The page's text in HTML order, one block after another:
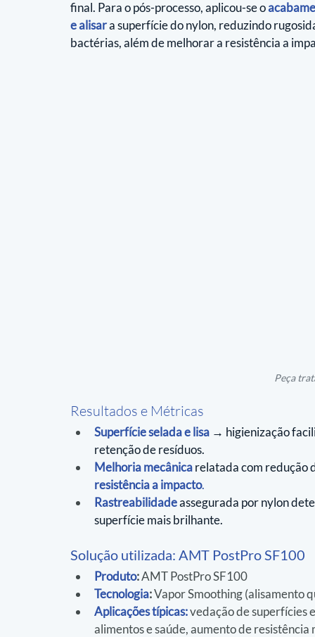
final. Para o pós-processo, aplicou-se o
e alisar a superfície do nylon, reduzindo
bactérias, além de melhorar a resistência a
Peça
Resultados e Métricas
Superfície selada e lisa → higienização
retenção de resíduos.
Melhoria mecânica relatada com redução
resistência a impacto.
Rastreabilidade assegurada por nylon
superfície mais brilhante.
Solução utilizada: AMT PostPro SF100
Produto: AMT PostPro SF100
Tecnologia: Vapor Smoothing (alisamento
Aplicações típicas:vedação de superfícies
alimentos e saúde, aumento de